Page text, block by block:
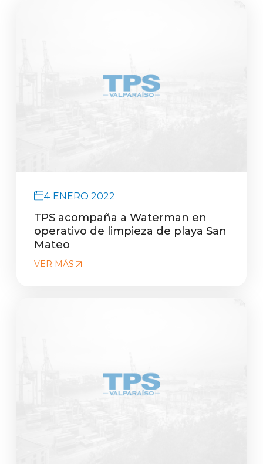
4 ENERO 2022
TPS acompaña a Waterman en
operativo de limpieza de playa San
Mateo
VER MÁS